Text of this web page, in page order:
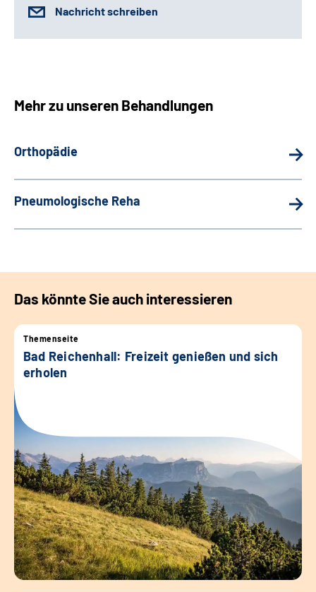
Nachricht schreiben
Mehr zu unseren Behandlungen
Orthopädie
Pneumologische Reha
Das könnte Sie auch interessieren
Themenseite
Bad Reichenhall: Freizeit genießen und sich
erholen